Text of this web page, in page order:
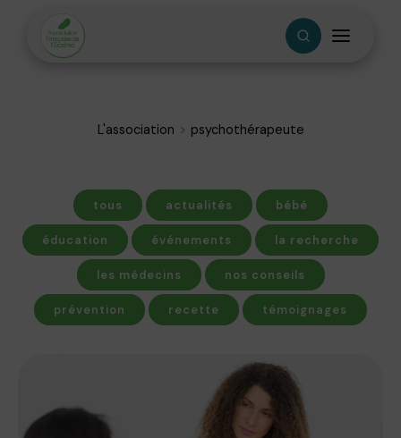
L'association psychothérapeute
tous actualités bébé
éducation événements la recherche
les médecins nos conseils
prévention recette témoignages